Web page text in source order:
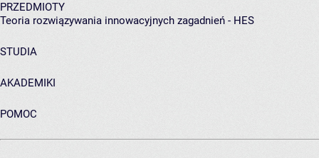
PRZEDMIOTY
Teoria rozwiązywania innowacyjnych zagadnień - HES
STUDIA
AKADEMIKI
POMOC